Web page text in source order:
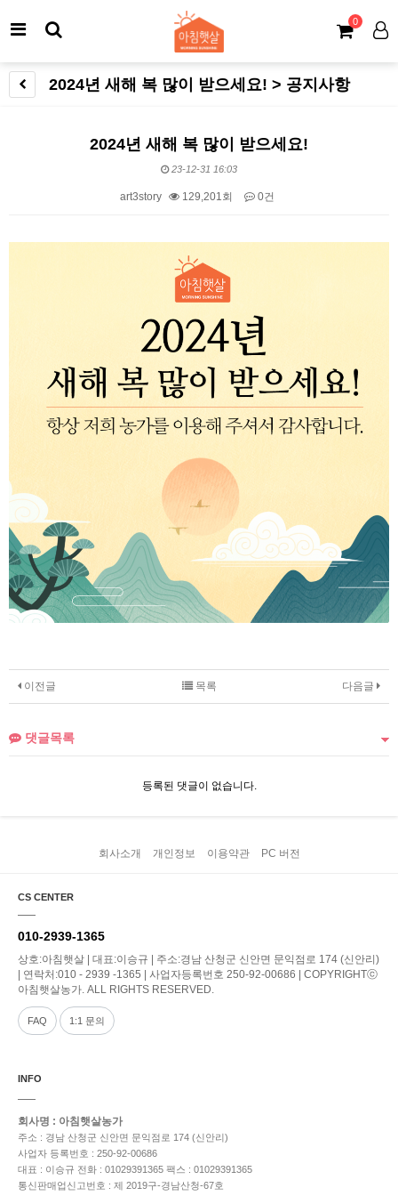
0
2024년 새해 복 많이 받으세요! > 공지사항
2024년 새해 복 많이 받으세요!
23-12-31 16:03
art3story 129,201회 0건
본문
이전글 다음글
목록
댓글목록
등록된 댓글이 없습니다.
회사소개 개인정보 이용약관 PC 버전
CS CENTER
010-2939-1365
상호:아침햇살 | 대표:이승규 | 주소:경남 산청군 신안면 문익점로 174 (신안리)
| 연락처:010 - 2939 -1365 | 사업자등록번호 250-92-00686 | COPYRIGHTⓒ
아침햇살농가. ALL RIGHTS RESERVED.
FAQ 1:1 문의
INFO
회사명 : 아침햇살농가
주소 : 경남 산청군 신안면 문익점로 174 (신안리)
사업자 등록번호 : 250-92-00686
대표 : 이승규 전화 : 01029391365 팩스 : 01029391365
통신판매업신고번호 : 제 2019구-경남산청-67호